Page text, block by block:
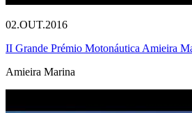
02.OUT.2016
II Grande Prémio Motonáutica Amieira
Amieira Marina